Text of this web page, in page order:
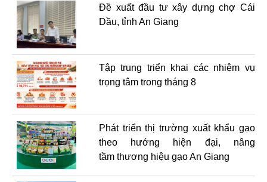
Đề xuất đầu tư xây dựng chợ Cái
Dầu, tỉnh An Giang
Tập trung triển khai các nhiệm vụ
trọng tâm trong tháng 8
Phát triển thị trường xuất khẩu gạo
theo hướng hiện đại, nâng
tầm thương hiệu gạo An Giang